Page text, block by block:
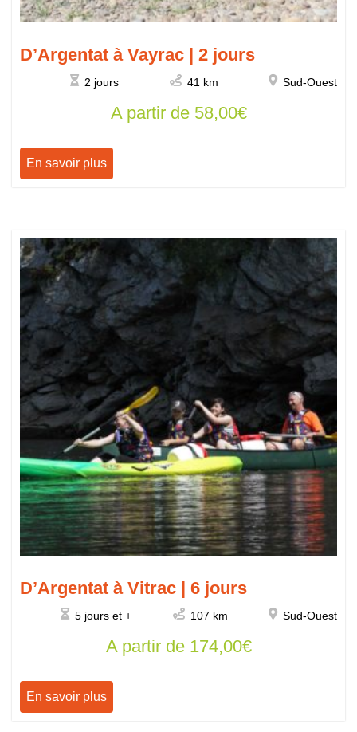
D’Argentat à Vayrac | 2 jours
2 jours 41 km Sud-Ouest
A partir de 58,00€
En savoir plus
D’Argentat à Vitrac | 6 jours
5 jours et + 107 km Sud-Ouest
A partir de 174,00€
En savoir plus